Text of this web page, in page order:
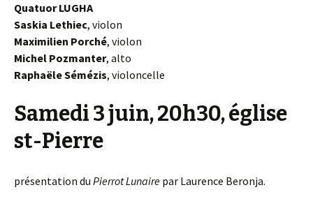
Quatuor LUGHA
Saskia Lethiec, violon
Maximilien Porché, violon
Michel Pozmanter, alto
Raphaële Sémézis, violoncelle
Samedi 3 juin, 20h30, église
st-Pierre
présentation du Pierrot Lunaire par Laurence Beronja.